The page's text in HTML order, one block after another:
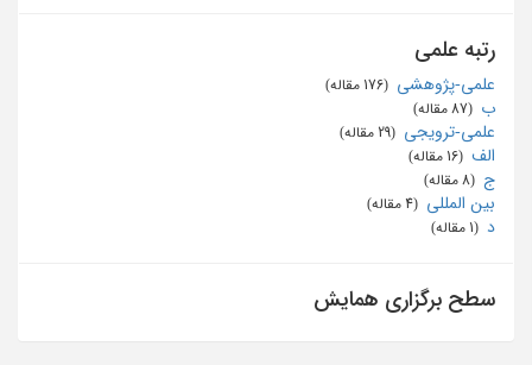
رتبه علمی
علمی-پژوهشی
ب
علمی-ترویجی
الف
ج
بین المللی
د
سطح برگزاری همایش